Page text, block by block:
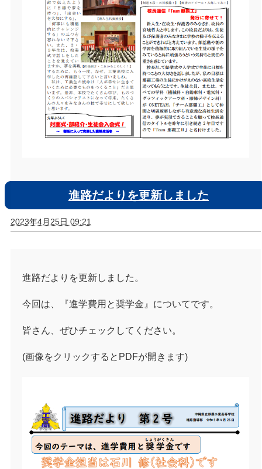
進路だよりを更新しました
2023年4月25日 09:21
進路だよりを更新しました。
今回は、『進学費用と奨学金』についてです。
皆さん、ぜひチェックしてください。
(画像をクリックするとPDFが開きます)